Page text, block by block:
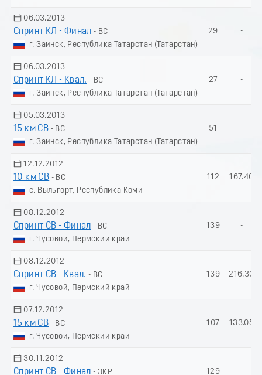
06.03.2013
Спринт КЛ - Финал - ВС
г. Заинск, Республика Татарстан (Татарстан)
29 -
06.03.2013
Спринт КЛ - Квал. - ВС
г. Заинск, Республика Татарстан (Татарстан)
27 -
05.03.2013
15 км СВ - ВС
г. Заинск, Республика Татарстан (Татарстан)
51 -
12.12.2012
10 км СВ - ВС
с. Выльгорт, Республика Коми
112 167.40
08.12.2012
Спринт СВ - Финал - ВС
г. Чусовой, Пермский край
139 -
08.12.2012
Спринт СВ - Квал. - ВС
г. Чусовой, Пермский край
139 216.30
07.12.2012
15 км СВ - ВС
г. Чусовой, Пермский край
107 133.05
30.11.2012
Спринт СВ - Финал - ЭКР
129 -